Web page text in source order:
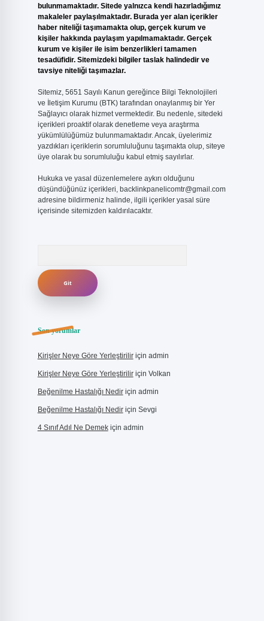
bulunmamaktadır. Sitede yalnızca kendi hazırladığımız
makaleler paylaşılmaktadır. Burada yer alan içerikler
haber niteliği taşımamakta olup, gerçek kurum ve
kişiler hakkında paylaşım yapılmamaktadır. Gerçek
kurum ve kişiler ile isim benzerlikleri tamamen
tesadüfidir. Sitemizdeki bilgiler taslak halindedir ve
tavsiye niteliği taşımazlar.
Sitemiz, 5651 Sayılı Kanun gereğince Bilgi Teknolojileri
ve İletişim Kurumu (BTK) tarafından onaylanmış bir Yer
Sağlayıcı olarak hizmet vermektedir. Bu nedenle, sitedeki
içerikleri proaktif olarak denetleme veya araştırma
yükümlülüğümüz bulunmamaktadır. Ancak, üyelerimiz
yazdıkları içeriklerin sorumluluğunu taşımakta olup, siteye
üye olarak bu sorumluluğu kabul etmiş sayılırlar.
Hukuka ve yasal düzenlemelere aykırı olduğunu
düşündüğünüz içerikleri, backlinkpanelicomtr@gmail.com
adresine bildirmeniz halinde, ilgili içerikler yasal süre
içerisinde sitemizden kaldırılacaktır.
Son yorumlar
Kirişler Neye Göre Yerleştiriliriçin admin
Kirişler Neye Göre Yerleştiriliriçin Volkan
Beğenilme Hastalığı Nediriçin admin
Beğenilme Hastalığı Nediriçin Sevgi
4 Sınıf Adıl Ne Demekiçin admin